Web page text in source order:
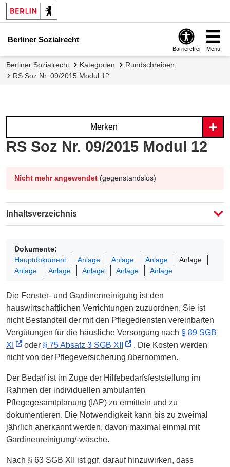
Berliner Sozialrecht
Barrierefrei Menü
Berliner Sozialrecht Kategorien
Rundschreiben
RS Soz Nr. 09/2015 Modul 12
RS Soz Nr. 09/2015 Modul 12
Merken
Nicht mehr angewendet (gegenstandslos)
Inhaltsverzeichnis
Dokumente:
Hauptdokument
Anlage Anlage Anlage
Anlage
Anlage
Anlage Anlage Anlage Anlage
Die Fenster- und Gardinenreinigung ist den
hauswirtschaftlichen Verrichtungen zuzuordnen. Sie ist
nicht Bestandteil der mit den Pflegediensten vereinbarten
Vergütungen für die häusliche Versorgung nach § 89 SGB
XI
oder § 75 Absatz 3 SGB XII
. Die Kosten werden
nicht von der Pflegeversicherung übernommen.
Der Bedarf ist im Zuge der Hilfebedarfsfeststellung im
Rahmen der individuellen ambulanten
Pflegegesamtplanung (IAP) zu ermitteln und zu
dokumentieren. Die Notwendigkeit kann bis zu zweimal
jährlich anerkannt werden, davon maximal einmal mit
Gardinenreinigung/-wäsche.
Nach § 63 SGB XII ist ggf. darauf hinzuwirken, dass